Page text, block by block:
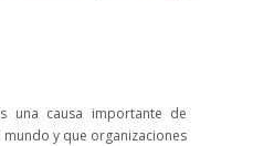
una causa importante de
y que organizaciones